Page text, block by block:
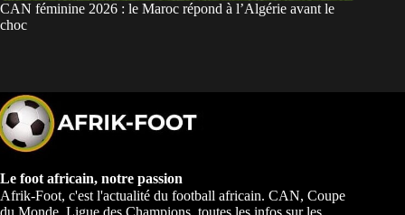
CAN féminine 2026 : le Maroc répond à l’Algérie avant le
choc
Le foot africain, notre passion
Afrik-Foot, c'est l'actualité du football africain. CAN, Coupe
du Monde, Ligue des Champions, toutes les infos sur les